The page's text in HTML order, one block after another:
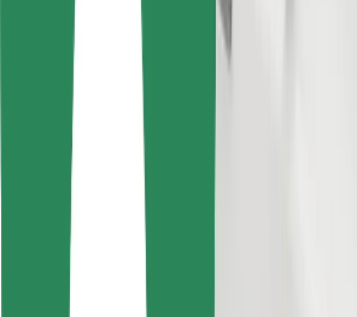
Do vožnje v nekaj minutah!
Prenesi aplikacijo Bolt
Najdi svojo najljubšo hrano!
Prenesi aplikacijo Bolt Food